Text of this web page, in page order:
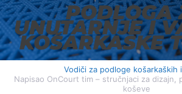
PODLOGA
UNUTARNJE I
KOŠARKAŠKE
Vodiči za podloge košarkaških
Napisao OnCourt tim – stručnjaci za dizajn,
koševe